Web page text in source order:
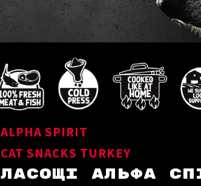
ALPHA SPIRIT
CAT SNACKS TURKEY
ЛАСОЩІ АЛЬФА